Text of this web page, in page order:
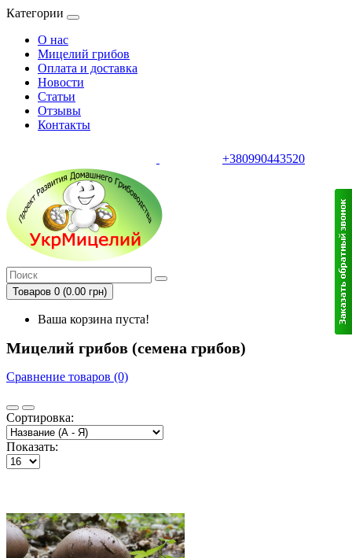
Категории
О нас
Мицелий грибов
Оплата и доставка
Новости
Статьи
Отзывы
Контакты
+380990443520
Товаров 0 (0.00 грн)
Ваша корзина пуста!
Мицелий грибов (семена грибов)
Сравнение товаров (0)
Сортировка:
Показать: